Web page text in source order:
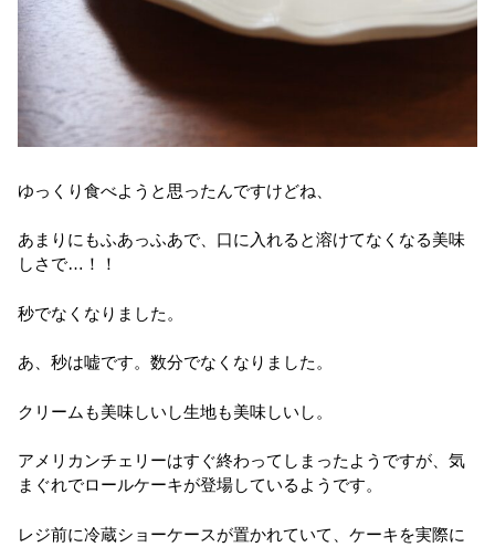
ゆっくり食べようと思ったんですけどね、
あまりにもふあっふあで、口に入れると溶けてなくなる美味
しさで…！！
秒でなくなりました。
あ、秒は嘘です。数分でなくなりました。
クリームも美味しいし生地も美味しいし。
アメリカンチェリーはすぐ終わってしまったようですが、気
まぐれでロールケーキが登場しているようです。
レジ前に冷蔵ショーケースが置かれていて、ケーキを実際に